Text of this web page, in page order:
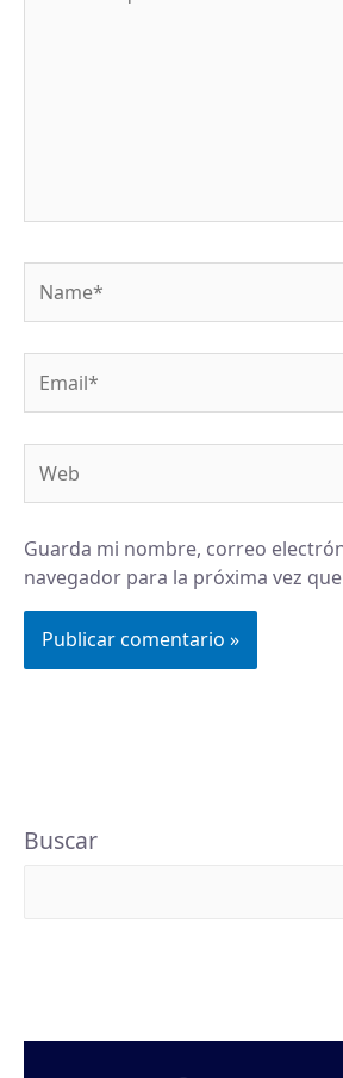
Guarda mi nombre, correo
navegador para la próxima vez
Buscar